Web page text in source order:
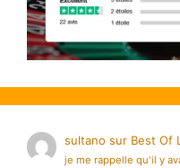
sultano sur Best Of
je me rappelle qu'il y